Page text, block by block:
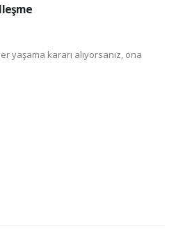
yaşama kararı alıyorsanız, ona